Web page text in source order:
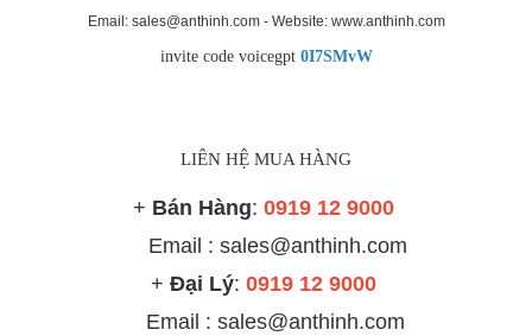
Email: sales@anthinh.com - Website: www.anthinh.com
invite code voicegpt 0I7SMvW
LIÊN HỆ MUA HÀNG
+ Bán Hàng: 0919 12 9000
Email : sales@anthinh.com
+ Đại Lý: 0919 12 9000
Email : sales@anthinh.com